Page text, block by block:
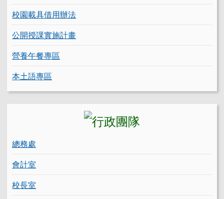
校園載具借用辦法
公開授課實施計畫
營養午餐專區
本土語專區
總務處
會計室
校長室